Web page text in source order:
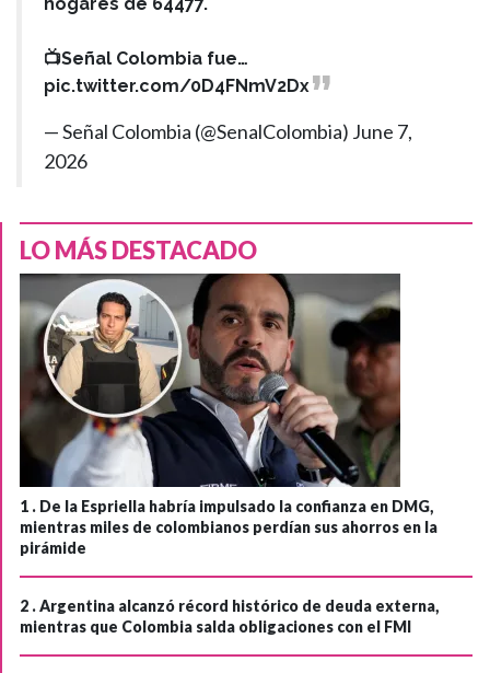
📺Señal Colombia fue…
pic.twitter.com/0D4FNmV2Dx
— Señal Colombia (@SenalColombia) June 7,
2026
LO MÁS DESTACADO
1 . De la Espriella habría impulsado la confianza en DMG,
mientras miles de colombianos perdían sus ahorros en la
pirámide
2 .Argentina alcanzó récord histórico de deuda externa,
mientras que Colombia salda obligaciones con el FMI